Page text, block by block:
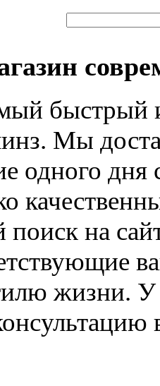
быстрый
Мы
одного дня
поиск на
жизни. У